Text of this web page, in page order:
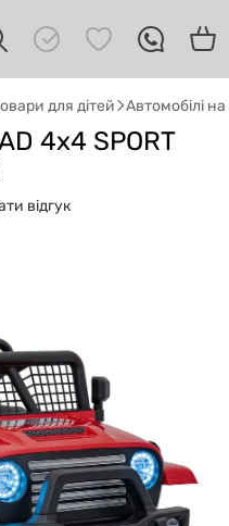
для дітей Автомобілі
4x4 SPORT
відгук